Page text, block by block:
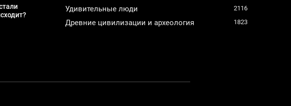
Удивительные люди 2116
Древние цивилизации и археология 1823